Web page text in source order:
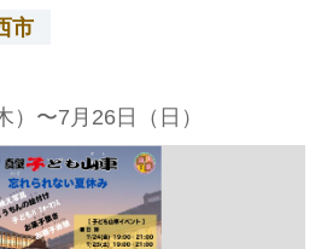
市
）〜7月26日（日）